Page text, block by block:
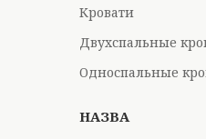
Кровати
Двухспальные
Односпальные